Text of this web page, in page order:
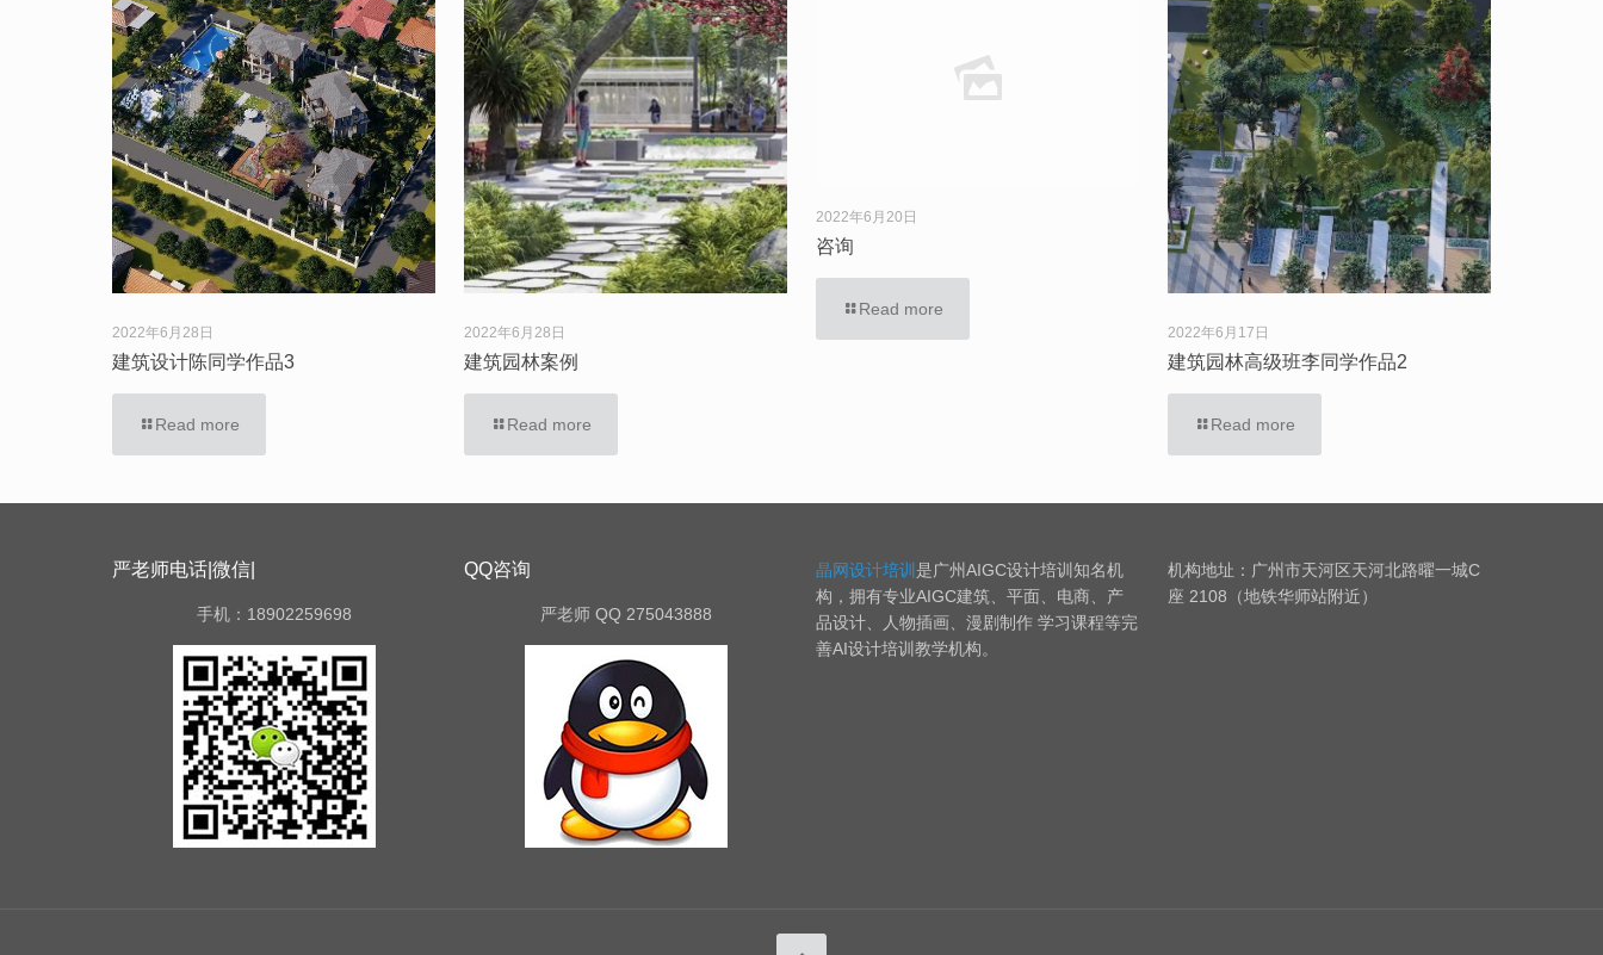
2022年6月28日
建筑设计陈同学作品3
Read more
2022年6月28日
建筑园林案例
Read more
2022年6月20日
咨询
Read more
2022年6月17日
建筑园林高级班李同学作品2
Read more
严老师电话|微信|
手机：18902259698
QQ咨询
严老师 QQ 275043888
晶网设计培训 是广州AIGC设计培训知名机
构，拥有专业AIGC建筑、平面、电商、产
品设计、人物插画、漫剧制作 学习课程等完
善AI设计培训教学机构。
机构地址：广州市天河区天河北路曜一城C
座 2108（地铁华师站附近）